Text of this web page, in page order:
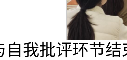
自我批评环节